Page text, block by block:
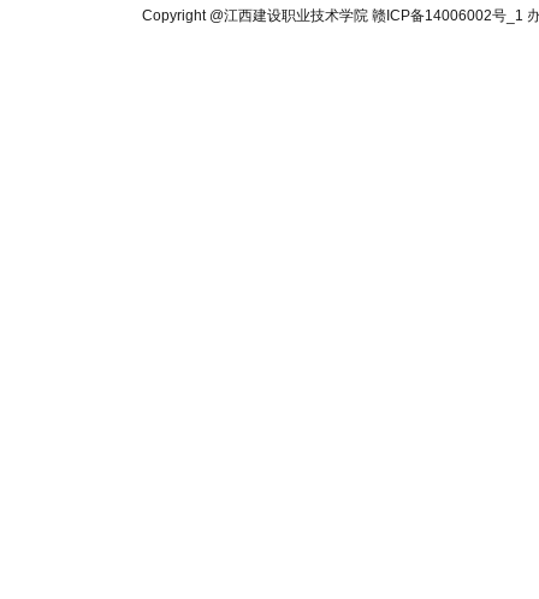
Copyright @江西建设职业技术学院 赣ICP备14006002号_1